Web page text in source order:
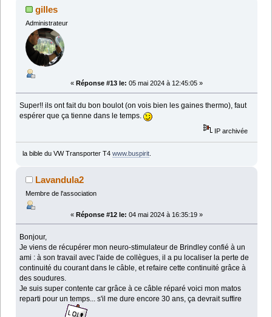
gilles
Administrateur
« Réponse #13 le: 05 mai 2024 à 12:45:05 »
Super!! ils ont fait du bon boulot (on vois bien les gaines thermo), faut
espérer que ça tienne dans le temps.
IP archivée
la bible du VW Transporter T4 www.buspirit.
Lavandula2
Membre de l'association
« Réponse #12 le: 04 mai 2024 à 16:35:19 »
Bonjour,
Je viens de récupérer mon neuro-stimulateur de Brindley confié à un
ami : à son travail avec l'aide de collègues, il a pu localiser la perte de
continuité du courant dans le câble, et refaire cette continuité grâce à
des soudures.
Je suis super contente car grâce à ce câble réparé voici mon matos
reparti pour un temps... s'il me dure encore 30 ans, ça devrait suffire